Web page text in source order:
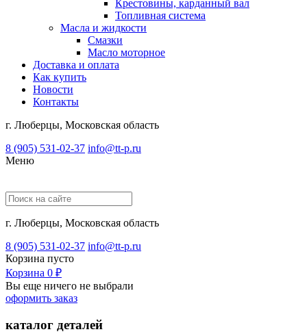
Крестовины, карданный вал
Топливная система
Масла и жидкости
Смазки
Масло моторное
Доставка и оплата
Как купить
Новости
Контакты
г. Люберцы, Московская область
8 (905) 531-02-37 info@tt-p.ru
Меню
г. Люберцы, Московская область
8 (905) 531-02-37 info@tt-p.ru
Корзина пусто
Корзина 0 ₽
Вы еще ничего не выбрали
оформить заказ
каталог деталей